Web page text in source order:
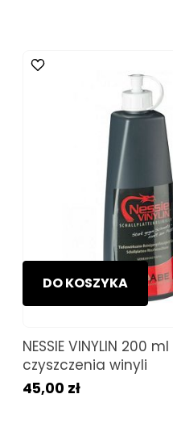
DO KOSZYKA
NESSIE VINYLIN 200
czyszczenia winyli
45,00 zł